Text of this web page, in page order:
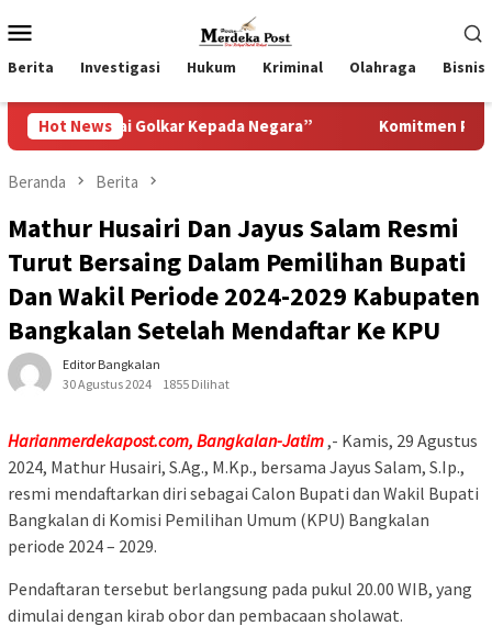
ke
kontenMobile
Berita Investigasi Hukum Kriminal Olahraga Bisnis
Hot News
Golkar Kepada Negara” Komitmen Pemkab Pasuruan
Beranda Berita
Mathur Husairi Dan Jayus Salam Resmi
Turut Bersaing Dalam Pemilihan Bupati
Dan Wakil Periode 2024-2029 Kabupaten
Bangkalan Setelah Mendaftar Ke KPU
Editor Bangkalan
30 Agustus 2024
1855 Dilihat
Harianmerdekapost.com, Bangkalan-Jatim,- Kamis, 29 Agustus
2024, Mathur Husairi, S.Ag., M.Kp., bersama Jayus Salam, S.Ip.,
resmi mendaftarkan diri sebagai Calon Bupati dan Wakil Bupati
Bangkalan di Komisi Pemilihan Umum (KPU) Bangkalan
periode 2024 – 2029.
Pendaftaran tersebut berlangsung pada pukul 20.00 WIB, yang
dimulai dengan kirab obor dan pembacaan sholawat.